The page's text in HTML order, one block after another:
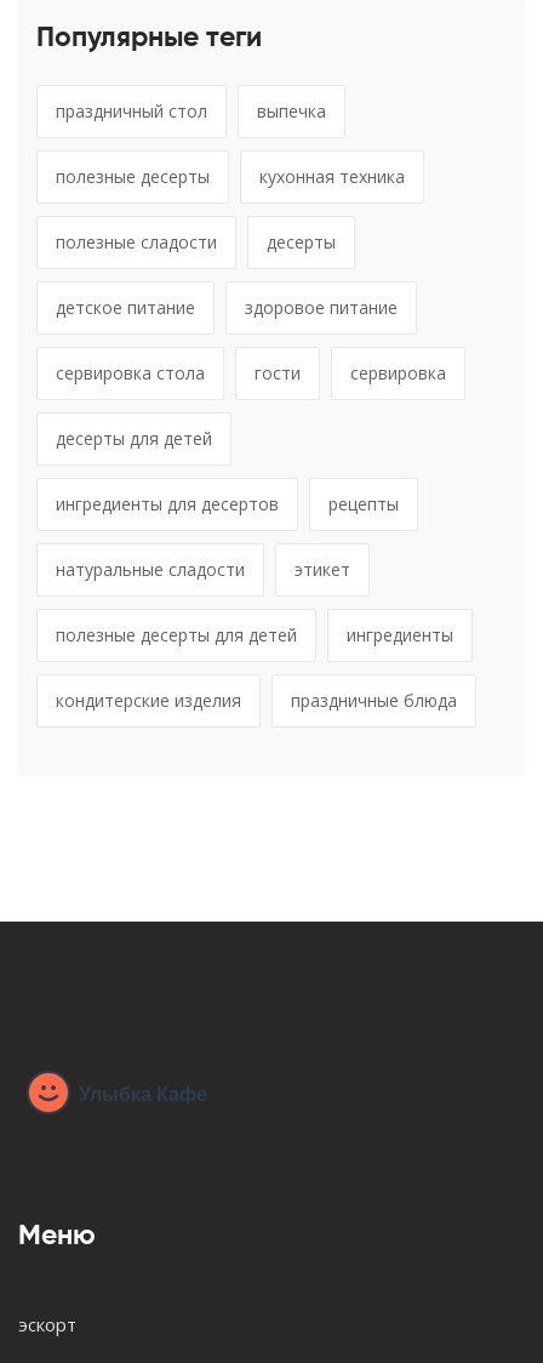
Популярные теги
праздничный стол выпечка
полезные десерты кухонная техника
полезные сладости десерты
детское питание здоровое питание
сервировка стола гости сервировка
десерты для детей
ингредиенты для десертов рецепты
натуральные сладости этикет
полезные десерты для детей ингредиенты
кондитерские изделия праздничные блюда
Меню
эскорт